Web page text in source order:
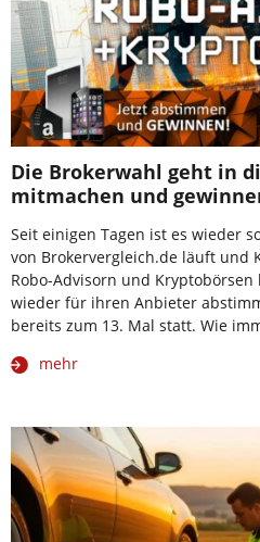
Die Brokerwahl geht in
mitmachen und
Seit einigen Tagen ist es wieder
von Brokervergleich.de läuft und
Robo-Advisorn und Kryptobörsen
wieder für ihren Anbieter
bereits zum 13. Mal statt. Wie
mehr